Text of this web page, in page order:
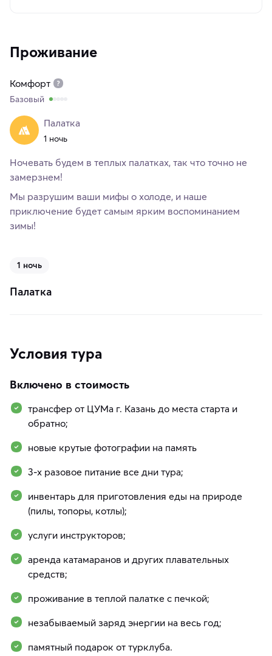
Проживание
Комфорт
Базовый
Палатка
1 ночь
Ночевать будем в теплых палатках, так что точно не
замерзнем!
Мы разрушим ваши мифы о холоде, и наше
приключение будет самым ярким воспоминанием
зимы!
1 ночь
Палатка
Условия тура
Включено в стоимость
трансфер от ЦУМа г. Казань до места старта и
обратно;
новые крутые фотографии на память
3-х разовое питание все дни тура;
инвентарь для приготовления еды на природе
(пилы, топоры, котлы);
услуги инструкторов;
аренда катамаранов и других плавательных
средств;
проживание в теплой палатке с печкой;
незабываемый заряд энергии на весь год;
памятный подарок от турклуба.